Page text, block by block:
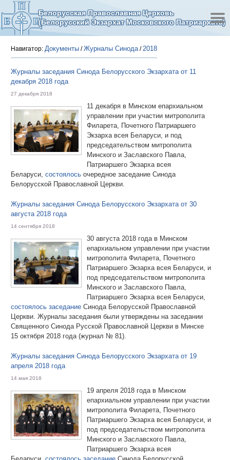
Белорусская Православная Церковь
(Белорусский Экзархат Московского Патриархата)
Навигатор: Документы /Журналы Синода/2018
Журналы заседания Синода Белорусского Экзархата от 11
декабря 2018 года
27 декабря 2018
11 декабря в Минском епархиальном
управлении при участии митрополита
Филарета, Почетного Патриаршего
Экзарха всея Беларуси, и под
председательством митрополита
Минского и Заславского Павла,
Патриаршего Экзарха всея
Беларуси, состоялось очередное заседание Синода
Белорусской Православной Церкви.
Журналы заседания Синода Белорусского Экзархата от 30
августа 2018 года
14 сентября 2018
30 августа 2018 года в Минском
епархиальном управлении при участии
митрополита Филарета, Почетного
Патриаршего Экзарха всея Беларуси, и
под председательством митрополита
Минского и Заславского Павла,
Патриаршего Экзарха всея Беларуси,
состоялось заседание Синода Белорусской Православной
Церкви. Журналы заседания были утверждены на заседании
Священного Синода Русской Православной Церкви в Минске
15 октября 2018 года (журнал № 81).
Журналы заседания Синода Белорусского Экзархата от 19
апреля 2018 года
14 мая 2018
19 апреля 2018 года в Минском
епархиальном управлении при участии
митрополита Филарета, Почетного
Патриаршего Экзарха всея Беларуси, и
под председательством митрополита
Минского и Заславского Павла,
Патриаршего Экзарха всея